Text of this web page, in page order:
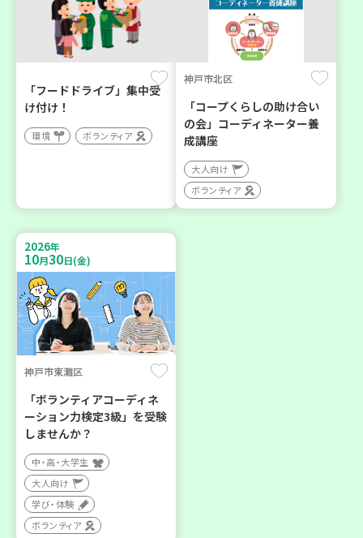
「フードドライブ」集中受
け付け！
環境 ボランティア
神戸市北区
「コープくらしの助け合い
の会」コーディネーター養
成講座
大人向け
ボランティア
2026年
10月30日(金)
神戸市東灘区
「ボランティアコーディネ
ーション力検定3級」を受験
しませんか？
中・高・大学生
大人向け
学び・体験
ボランティア